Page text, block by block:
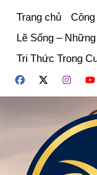
phần
dung
Trang chủ
Lẽ Sống –
Tri Thức Trong